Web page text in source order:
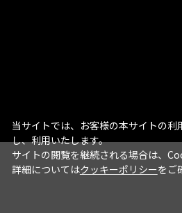
当サイトでは、お客様の本サイトの
し、利用いたします。
サイトの閲覧を継続される場合は、
詳細についてはクッキーポリシーをご